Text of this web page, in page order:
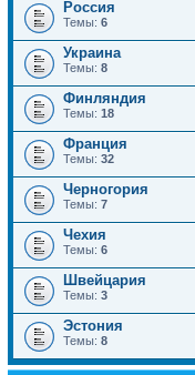
Россия
Темы: 6
Украина
Темы: 8
Финляндия
Темы: 18
Франция
Темы: 32
Черногория
Темы: 7
Чехия
Темы: 6
Швейцария
Темы: 3
Эстония
Темы: 8